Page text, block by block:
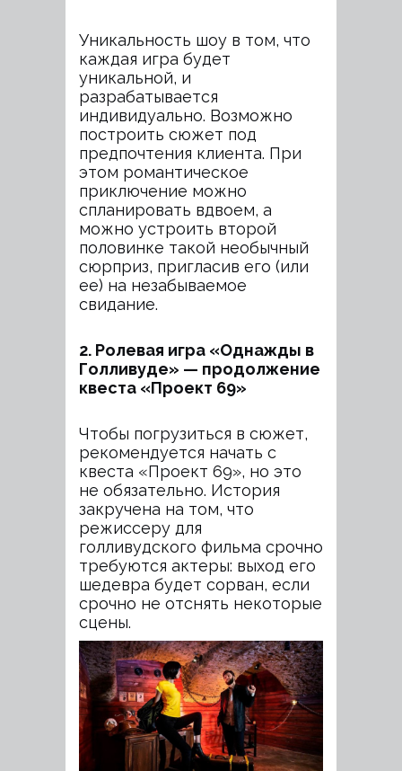
Уникальность шоу в том, что
каждая игра будет
уникальной, и
разрабатывается
индивидуально. Возможно
построить сюжет под
предпочтения клиента. При
этом романтическое
приключение можно
спланировать вдвоем, а
можно устроить второй
половинке такой необычный
сюрприз, пригласив его (или
ее) на незабываемое
свидание.
2. Ролевая игра «Однажды в
Голливуде» — продолжение
квеста «Проект 69»
Чтобы погрузиться в сюжет,
рекомендуется начать с
квеста «Проект 69», но это
не обязательно. История
закручена на том, что
режиссеру для
голливудского фильма срочно
требуются актеры: выход его
шедевра будет сорван, если
срочно не отснять некоторые
сцены.